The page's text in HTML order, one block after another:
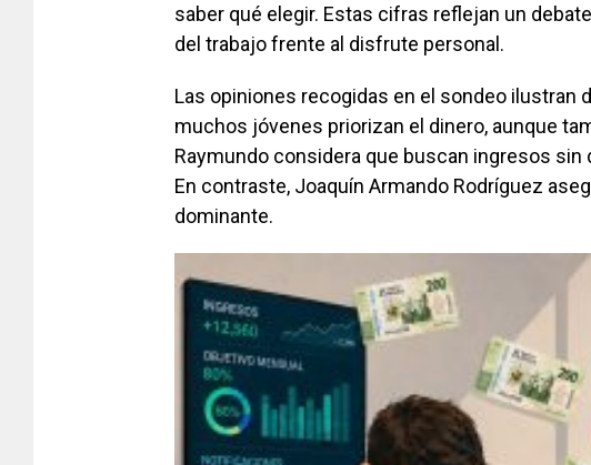
saber qué elegir. Estas cifras reflejan un
del trabajo frente al disfrute personal.
Las opiniones recogidas en el sondeo ilustran
muchos jóvenes priorizan el dinero, aunque
Raymundo considera que buscan ingresos
En contraste, Joaquín Armando Rodríguez
dominante.